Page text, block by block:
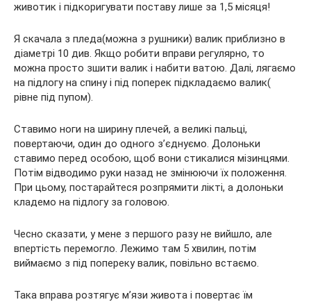
животик і підкоригувати поставу лише за 1,5 місяця!
Я скачала з пледа(можна з рушники) валик приблизно в
діаметрі 10 див. Якщо робити вправи регулярно, то
можна просто зшити валик і набити ватою. Далі, лягаємо
на підлогу на спину і під поперек підкладаємо валик(
рівне під пупом).
Ставимо ноги на ширину плечей, а великі пальці,
повертаючи, один до одного з’єднуємо. Долоньки
ставимо перед особою, щоб вони стикалися мізинцями.
Потім відводимо руки назад не змінюючи їх положення.
При цьому, постарайтеся розпрямити лікті, а долоньки
кладемо на підлогу за головою.
Чесно сказати, у мене з першого разу не вийшло, але
впертість перемогло. Лежимо там 5 хвилин, потім
виймаємо з під попереку валик, повільно встаємо.
Така вправа розтягує м’язи живота і повертає їм